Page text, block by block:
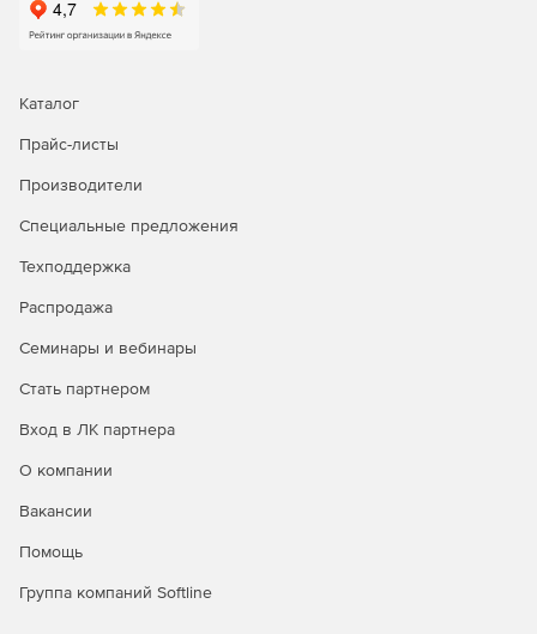
Можно создать инфраструктуру для быстрого поиска и
повторного использования или перепрофилирования
дисках и локальных рабочих станциях или заново
создавать проекты, если их не удалось найти, можно
SOLIDWORKS PDM.
Каталог
Прайс-листы
Производители
Специальные предложения
Техподдержка
Распродажа
Семинары и вебинары
Стать партнером
Вход в ЛК партнера
О компании
Вакансии
Помощь
Группа компаний Softline